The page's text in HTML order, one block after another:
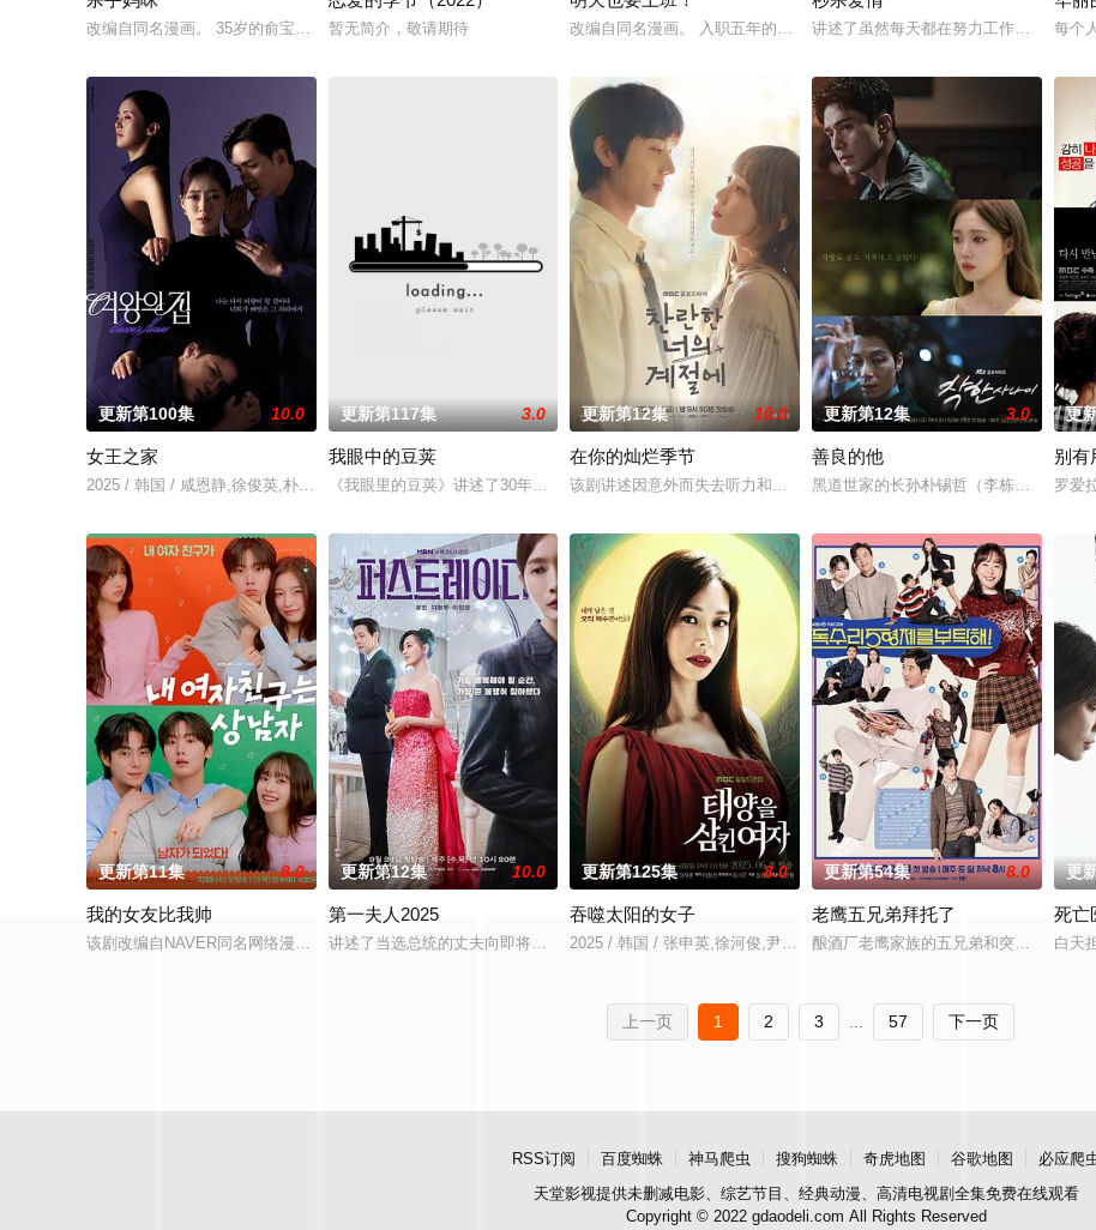
改编自同名漫画。 35岁的俞宝娜过着相夫教子的普通生活。表面上她看起来温顺和善，还很怕婆婆，真实身份却是4年前突然隐退的杀手
暂无简介，敬请期待 改编自同名漫画。 入职五年的智允在无聊的公司生活中与公司最挑剔的男
讲述了虽然每天都在努力工作，但内心
每个
更新第100集 10.0
女王之家
2025 / 韩国 / 咸恩静,徐俊英,朴允载,李歌领
更新第117集 3.0
我眼中的豆荚
《我眼里的豆荚》讲述了30年的传统牛骨汤店出现了不良儿媳。 不管发生什么事情都畅所欲言的单身妈妈的第
更新第12集 10.0
在你的灿烂季节
该剧讲述因意外而失去听力和记忆的动画师鲜于灿（蔡钟协 饰），遇见了
更新第12集 3.0
善良的他
黑道世家的长孙朴锡哲（李栋旭 饰），
更
别有
罗爱
更新第11集 8.0
我的女友比我帅
该剧改编自NAVER同名网络漫画《女友比我帅》，讲述了某一天突然遇到成为男人的女朋友发生的故事。
更新第12集 10.0
第一夫人2025
讲述了当选总统的丈夫向即将成为第一夫人的妻子提出离婚要求的前所未有的事件发生后的故事。在距离总统就
更新第125集 8.0
吞噬太阳的女子
2025 / 韩国 / 张申英,徐河俊,尹儿贞,吴彰锡
更新第54集 8.0
老鹰五兄弟拜托了
酿酒厂老鹰家族的五兄弟和突然成为家
更
死亡
白天
上一页 1 2 3 ... 57 下一页
RSS订阅 百度蜘蛛 神马爬虫 搜狗蜘蛛 奇虎地图 谷歌地图
必应爬
天堂影视提供未删减电影、综艺节目、经典动漫、高清电视剧全集免费在线观看
Copyright © 2022 gdaodeli.com All Rights Reserved